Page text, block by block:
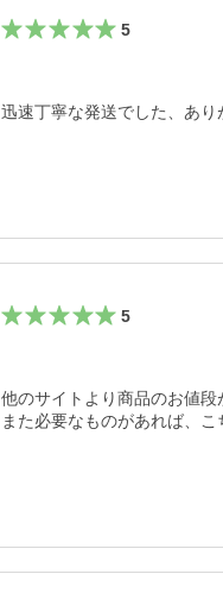
5
迅速丁寧な発送でした、あり
5
他のサイトより商品のお値段
また必要なものがあれば、こ